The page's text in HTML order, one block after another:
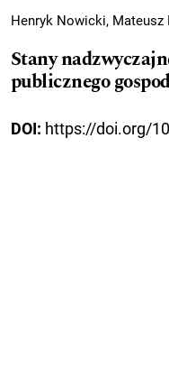
Henryk Nowicki, Mateusz
Stany
publicznego
DOI: https://doi.org/